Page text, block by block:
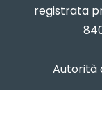
registrata
Autorità